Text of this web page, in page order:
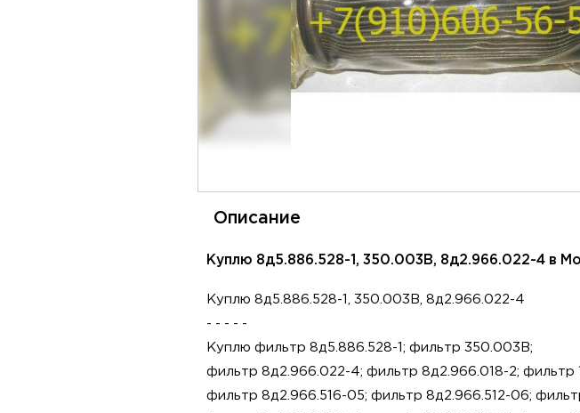
Описание
Куплю 8д5.886.528-1, 350.003В, 8д2.966.022-4 в
Куплю 8д5.886.528-1, 350.003В, 8д2.966.022-4
- - - - -
Куплю фильтр 8д5.886.528-1; фильтр 350.003В;
фильтр 8д2.966.022-4; фильтр 8д2.966.018-2; фильтр
фильтр 8д2.966.516-05; фильтр 8д2.966.512-06;